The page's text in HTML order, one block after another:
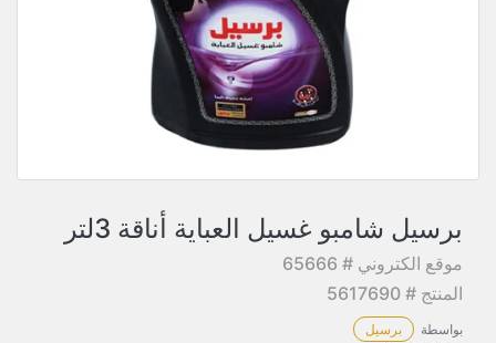
برسيل شامبو غسيل العباية أناقة 3لتر
موقع الكتروني # 65666
المنتج # 5617690
بواسطة برسيل